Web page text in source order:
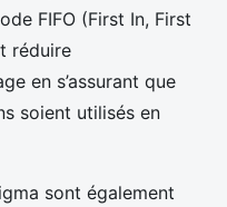
FIFO (First In, First
réduire
en s’assurant que
soient utilisés en
sont également